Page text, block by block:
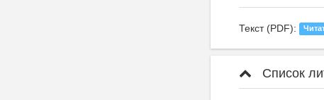
Текст (PDF):
Список